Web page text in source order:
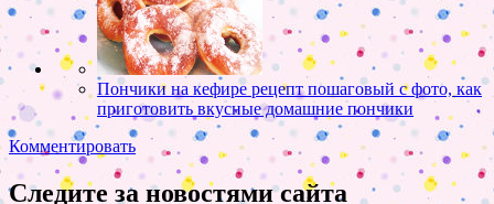
Пончики на кефире рецепт пошаговый с фото, как
приготовить вкусные домашние пончики
Комментировать
Следите за новостями сайта